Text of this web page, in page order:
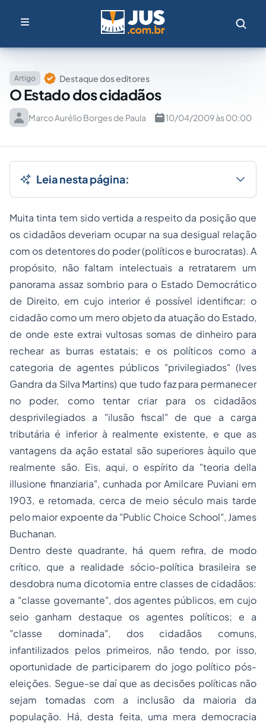
Artigo Destaque dos editores
O Estado dos cidadãos
Marco Aurélio Borges de Paula 10/04/2009 às 00:00
Leia nesta página:
Muita tinta tem sido vertida a respeito da posição que
os cidadãos deveriam ocupar na sua desigual relação
com os detentores do poder (políticos e burocratas). A
propósito, não faltam intelectuais a retratarem um
panorama assaz sombrio para o Estado Democrático
de Direito, em cujo interior é possível identificar: o
cidadão como um mero objeto da atuação do Estado,
de onde este extrai vultosas somas de dinheiro para
rechear as burras estatais; e os políticos como a
categoria de agentes públicos "privilegiados" (Ives
Gandra da Silva Martins) que tudo faz para permanecer
no poder, como tentar criar para os cidadãos
desprivilegiados a "ilusão fiscal" de que a carga
tributária é inferior à realmente existente, e que as
vantagens da ação estatal são superiores àquilo que
realmente são. Eis, aqui, o espírito da "teoria della
illusione finanziaria", cunhada por Amilcare Puviani em
1903, e retomada, cerca de meio século mais tarde
pelo maior expoente da "Public Choice School", James
Buchanan.
Dentro deste quadrante, há quem refira, de modo
crítico, que a realidade sócio-política brasileira se
desdobra numa dicotomia entre classes de cidadãos:
a "classe governante", dos agentes públicos, em cujo
seio ganham destaque os agentes políticos; e a
"classe dominada", dos cidadãos comuns,
infantilizados pelos primeiros, não tendo, por isso,
oportunidade de participarem do jogo político pós-
eleições. Segue-se daí que as decisões políticas não
sejam tomadas com a inclusão da maioria da
população. Há, desta feita, uma mera democracia